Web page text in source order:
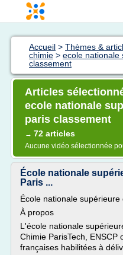
Accueil > Thèmes &
chimie > ecole nationale
classement
Articles
ecole nationale
paris classement
→ 72 articles
Aucune vidéo sélectionnée
École nationale
Paris ...
École nationale
À propos
L'école nationale
Chimie ParisTech, ENSCP
françaises habilitées à